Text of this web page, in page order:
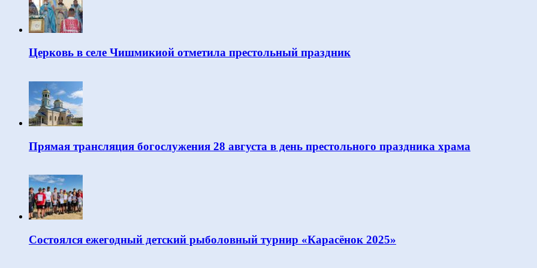
Церковь в селе Чишмикиой отметила престольный праздник
Прямая трансляция богослужения 28 августа в день престольного праздника храма
Состоялся ежегодный детский рыболовный турнир «Карасёнок 2025»